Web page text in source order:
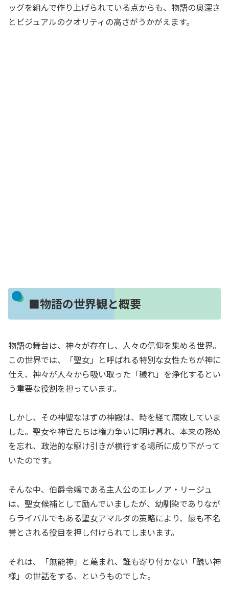
ッグを組んで作り上げられている点からも、物語の奥深さ
とビジュアルのクオリティの高さがうかがえます。
■物語の世界観と概要
物語の舞台は、神々が存在し、人々の信仰を集める世界。
この世界では、「聖女」と呼ばれる特別な女性たちが神に
仕え、神々が人々から吸い取った「穢れ」を浄化するとい
う重要な役割を担っています。
しかし、その神聖なはずの神殿は、時を経て腐敗していま
した。聖女や神官たちは権力争いに明け暮れ、本来の務め
を忘れ、政治的な駆け引きが横行する場所に成り下がって
いたのです。
そんな中、伯爵令嬢である主人公のエレノア・リージュ
は、聖女候補として励んでいましたが、幼馴染でありなが
らライバルでもある聖女アマルダの策略により、最も不名
誉とされる役目を押し付けられてしまいます。
それは、「無能神」と蔑まれ、誰も寄り付かない「醜い神
様」の世話をする、というものでした。